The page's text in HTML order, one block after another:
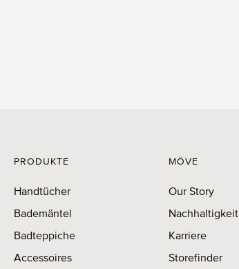
PRODUKTE
Handtücher
Bademäntel
Badteppiche
Accessoires
MÖVE
Our Story
Nachhaltigkeit
Karriere
Storefinder